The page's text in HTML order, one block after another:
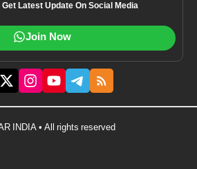
Get Latest Update On Social Media
Join Now
INDIA • All rights reserved